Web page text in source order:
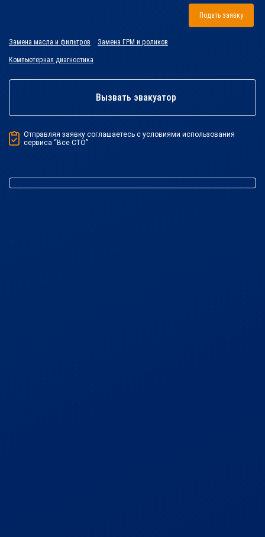
Подать заявку
Замена масла и фильтров Замена ГРМ и роликов
Компьютерная диагностика
Вызвать эвакуатор
Отправляя заявку соглашаетесь с условиями использования
сервиса “Все СТО”